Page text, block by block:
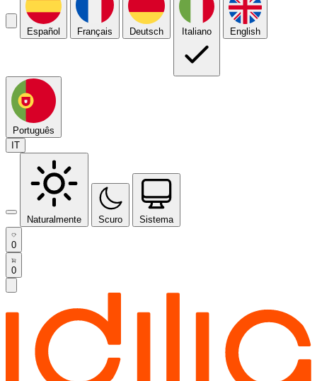
Español Français Deutsch Italiano English
Português
IT
Naturalmente Scuro Sistema
0
0